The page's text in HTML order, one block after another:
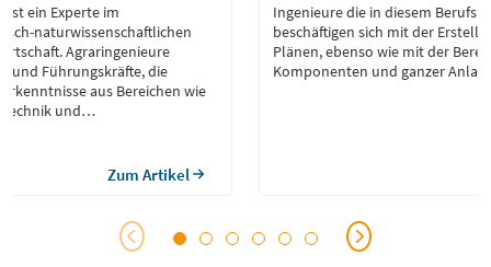
ist ein Experte im
naturwissenschaftlichen
Agraringenieure
und Führungskräfte, die
aus Bereichen wie
und
Zum Artikel
Ingenieure die in diesem
beschäftigen sich mit der
Plänen, ebenso wie mit der
Komponenten und ganzer